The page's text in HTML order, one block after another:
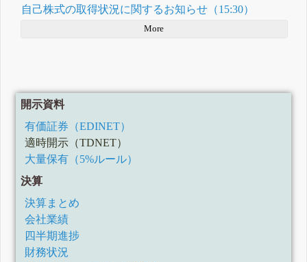
自己株式の取得状況に関するお知らせ（15:30）
More
開示資料
有価証券（EDINET）
適時開示（TDNET）
大量保有（5%ルール）
決算
決算まとめ
会社業績
四半期進捗
財務状況